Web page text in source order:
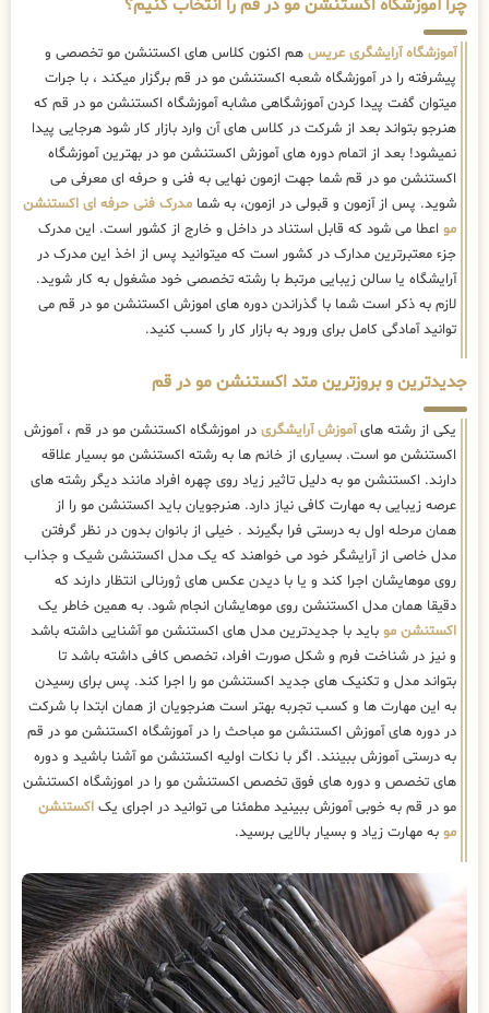
چرا آموزشگاه اکستنشن مو در قم را انتخاب کنیم؟
آموزشگاه آرایشگری عریس هم اکنون کلاس های اکستنشن مو تخصصی و
پیشرفته را در آموزشگاه شعبه اکستنشن مو در قم برگزار میکند ، با جرات
میتوان گفت پیدا کردن آموزشگاهی مشابه آموزشگاه اکستنشن مو در قم که
هنرجو بتواند بعد از شرکت در کلاس های آن وارد بازار کار شود هرجایی پیدا
نمیشود! بعد از اتمام دوره های آموزش اکستنشن مو در بهترین آموزشگاه
اکستنشن مو در قم شما جهت ازمون نهایی به فنی و حرفه ای معرفی می
شوید. پس از آزمون و قبولی در ازمون، به شما مدرک فنی حرفه ای اکستنشن
مو اعطا می شود که قابل استناد در داخل و خارج از کشور است. این مدرک
جزء معتبرترین مدارک در کشور است که میتوانید پس از اخذ این مدرک در
آرایشگاه یا سالن زیبایی مرتبط با رشته تخصصی خود مشغول به کار شوید.
لازم به ذکر است شما با گذراندن دوره های اموزش اکستنشن مو در قم می
توانید آمادگی کامل برای ورود به بازار کار را کسب کنید.
جدیدترین و بروزترین متد اکستنشن مو در قم
یکی از رشته هایآموزش آرایشگری در اموزشگاه اکستنشن مو در قم ، آموزش
اکستنشن مو است. بسیاری از خانم ها به رشته اکستنشن مو بسیار علاقه
دارند. اکستنشن مو به دلیل تاثیر زیاد روی چهره افراد مانند دیگر رشته های
عرصه زیبایی به مهارت کافی نیاز دارد. هنرجویان باید اکستنشن مو را از
همان مرحله اول به درستی فرا بگیرند . خیلی از بانوان بدون در نظر گرفتن
مدل خاصی از آرایشگر خود می خواهند که یک مدل اکستنشن شیک و جذاب
روی موهایشان اجرا کند و یا با دیدن عکس های ژورنالی انتظار دارند که
دقیقا همان مدل اکستنشن روی موهایشان انجام شود. به همین خاطر یک
اکستنشن مو باید با جدیدترین مدل های اکستنشن مو آشنایی داشته باشد
و نیز در شناخت فرم و شکل صورت افراد، تخصص کافی داشته باشد تا
بتواند مدل و تکنیک های جدید اکستنشن مو را اجرا کند. پس برای رسیدن
به این مهارت ها و کسب تجربه بهتر است هنرجویان از همان ابتدا با شرکت
در دوره های آموزش اکستنشن مو مباحث را در آموزشگاه اکستنشن مو در قم
به درستی آموزش ببینند. اگر با نکات اولیه اکستنشن مو آشنا باشید و دوره
های تخصص و دوره های فوق تخصص اکستنشن مو را در اموزشگاه اکستنشن
مو در قم به خوبی آموزش ببینید مطمئنا می توانید در اجرای یک اکستنشن
مو به مهارت زیاد و بسیار بالایی برسید.